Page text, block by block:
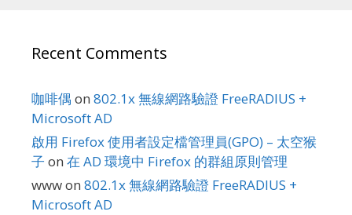
Recent Comments
咖啡偶 on 802.1x 無線網路驗證 FreeRADIUS +
Microsoft AD
啟用 Firefox 使用者設定檔管理員(GPO) – 太空猴
子 on 在 AD 環境中 Firefox 的群組原則管理
wwwon 802.1x 無線網路驗證 FreeRADIUS +
Microsoft AD